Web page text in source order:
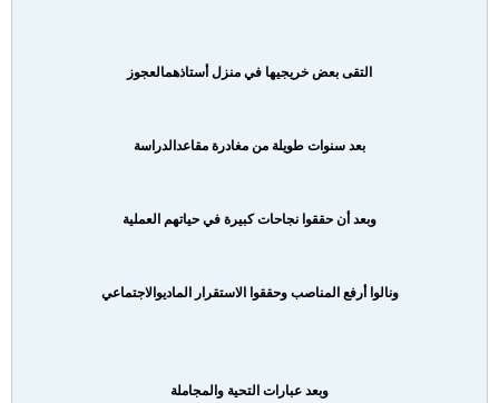
التقى بعض خريجيها في منزل أستاذهمالعجوز
بعد سنوات طويلة من مغادرة مقاعد الدراسة
وبعد أن حققوا نجاحات كبيرة في حياتهم العملية
ونالوا أرفع المناصب وحققوا الاستقرار الماديوالاجتماعي
وبعد عبارات التحية والمجاملة